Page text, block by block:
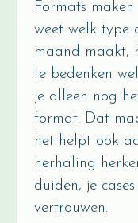
Formats
weet welk type
maand maakt,
te bedenken
je alleen nog
format. Dat
het helpt ook
herhaling
duiden, je
vertrouwen.